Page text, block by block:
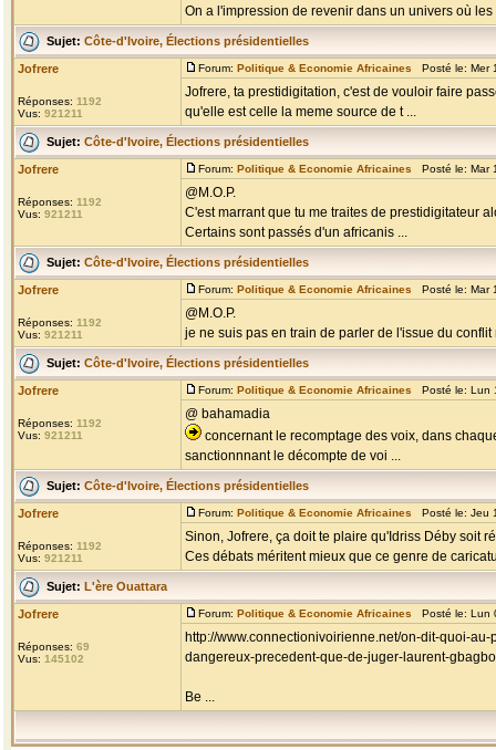
On a l'impression de revenir dans un univers où
Sujet: Côte-d'Ivoire, Élections présidentielles
Jofrere
Réponses: 1192
Vus: 921211
Forum: Politique & Economie Africaines Posté le: Mer
Jofrere, ta prestidigitation, c'est de vouloir faire
qu'elle est celle la meme source de t ...
Sujet: Côte-d'Ivoire, Élections présidentielles
Jofrere
Réponses: 1192
Vus: 921211
Forum: Politique & Economie Africaines Posté le: Mar
@M.O.P.
C'est marrant que tu me traites de prestidigitateur
Certains sont passés d'un africanis ...
Sujet: Côte-d'Ivoire, Élections présidentielles
Jofrere
Réponses: 1192
Vus: 921211
Forum: Politique & Economie Africaines Posté le: Mar
@M.O.P.
je ne suis pas en train de parler de l'issue du
Sujet: Côte-d'Ivoire, Élections présidentielles
Jofrere
Réponses: 1192
Vus: 921211
Forum: Politique & Economie Africaines Posté le: Lun
@ bahamadia
concernant le recomptage des voix, dans
sanctionnnant le décompte de voi ...
Sujet: Côte-d'Ivoire, Élections présidentielles
Jofrere
Réponses: 1192
Vus: 921211
Forum: Politique & Economie Africaines Posté le: Jeu
Sinon, Jofrere, ça doit te plaire qu'Idriss Déby soit
Ces débats méritent mieux que ce genre de
Sujet: L'ère Ouattara
Jofrere
Réponses: 69
Vus: 145102
Forum: Politique & Economie Africaines Posté le: Lun
http://www.connectionivoirienne.net/on-dit-quoi-
dangereux-precedent-que-de-juger-laurent-
Be ...